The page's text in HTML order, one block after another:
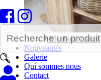
|
Meubles vasque
Nouveautés
Galerie
Qui sommes nous
Contact